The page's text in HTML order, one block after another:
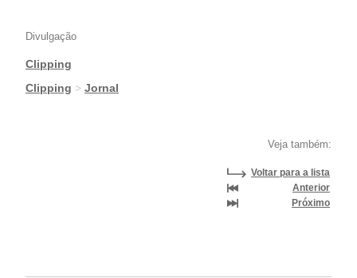
Divulgação
Clipping
|Clipping > Jornal
Veja também:
Voltar para a lista
Anterior
Próximo